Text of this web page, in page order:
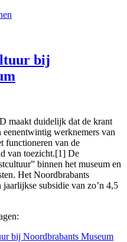
bij
maakt duidelijk dat de krant
werknemers van
functioneren van de
van toezicht.[1] De
binnen het museum en
Het Noordbrabants
subsidie van zo’n 4,5
bij Noordbrabants Museum